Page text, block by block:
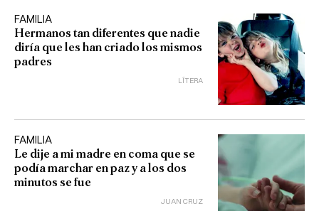
FAMILIA
Hermanos tan diferentes que nadie
diría que les han criado los mismos
padres
LÍTERA
FAMILIA
Le dije a mi madre en coma que se
podía marchar en paz y a los dos
minutos se fue
JUAN CRUZ